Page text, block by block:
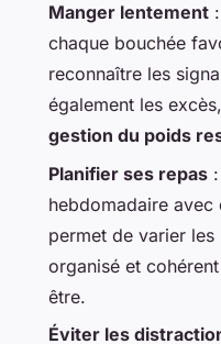
Manger lentement
chaque bouchée
reconnaître les
également les
gestion du poids
Planifier ses repas
hebdomadaire avec
permet de varier
organisé et
être.
Éviter les